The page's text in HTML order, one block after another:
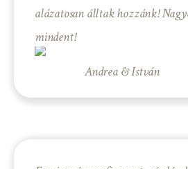
alázatosan álltak hozzánk!
mindent!
Andrea & István